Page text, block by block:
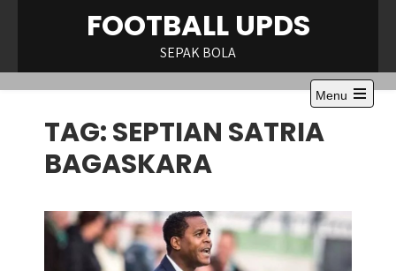
FOOTBALL UPDS
SEPAK BOLA
Menu
Open
TAG:SEPTIAN SATRIA
BAGASKARA